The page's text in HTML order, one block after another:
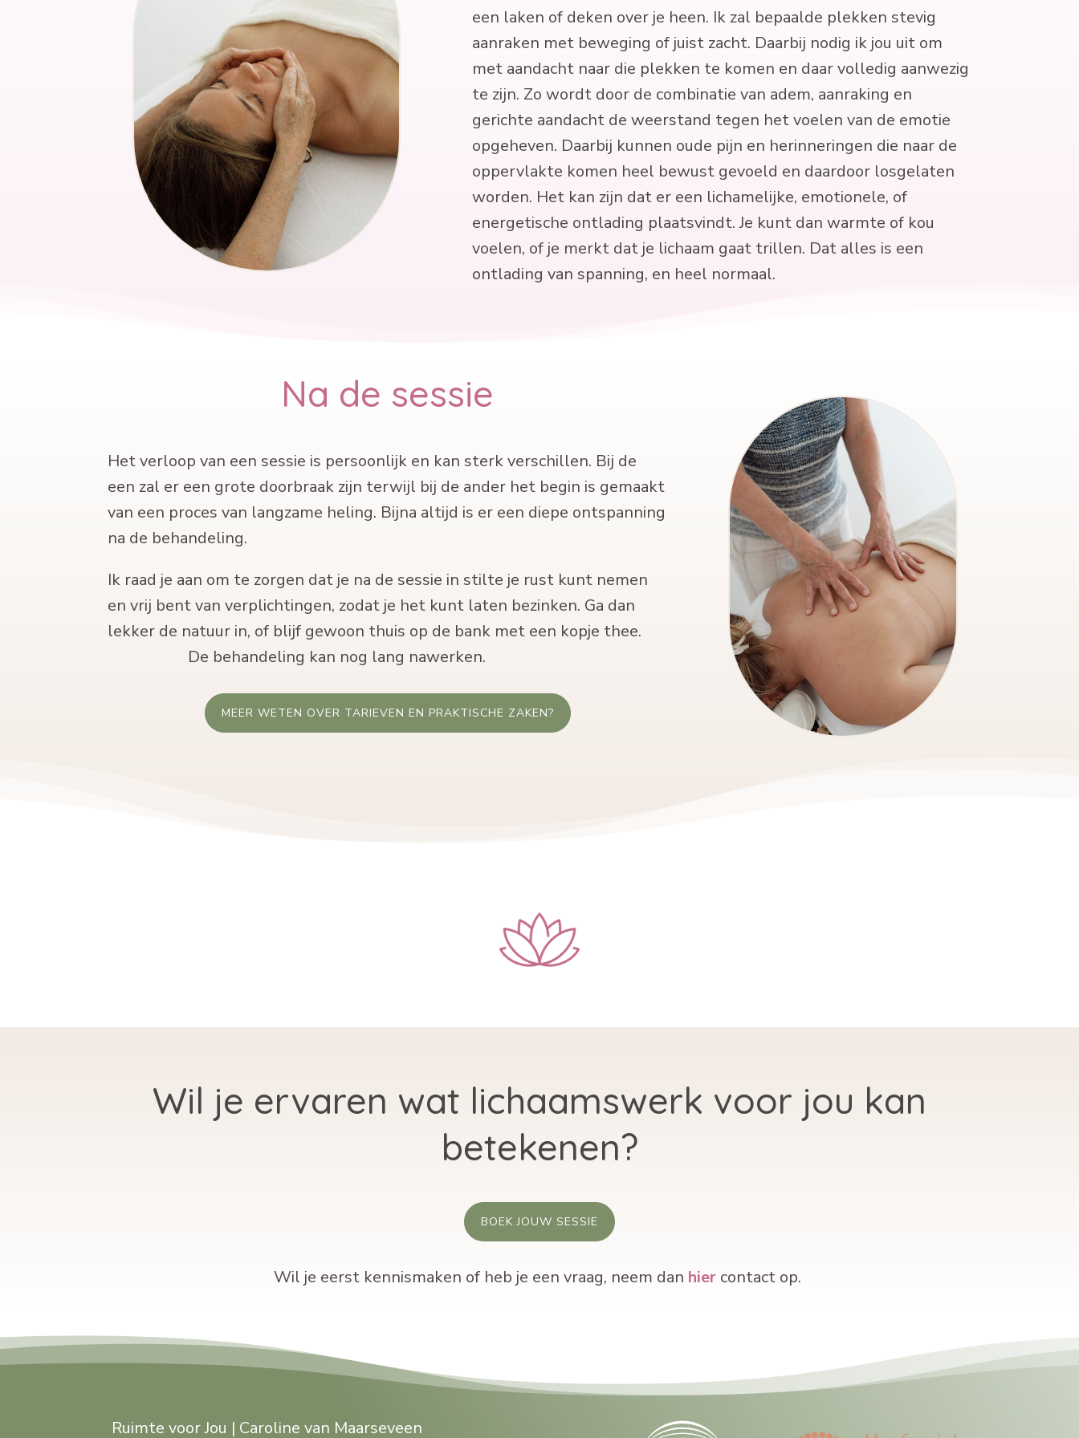
een laken of deken over je heen. Ik zal bepaalde plekken stevig
aanraken met beweging of juist zacht. Daarbij nodig ik jou uit om
met aandacht naar die plekken te komen en daar volledig aanwezig
te zijn. Zo wordt door de combinatie van adem, aanraking en
gerichte aandacht de weerstand tegen het voelen van de emotie
opgeheven. Daarbij kunnen oude pijn en herinneringen die naar de
oppervlakte komen heel bewust gevoeld en daardoor losgelaten
worden. Het kan zijn dat er een lichamelijke, emotionele, of
energetische ontlading plaatsvindt. Je kunt dan warmte of kou
voelen, of je merkt dat je lichaam gaat trillen. Dat alles is een
ontlading van spanning, en heel normaal.
Na de sessie
Het verloop van een sessie is persoonlijk en kan sterk verschillen. Bij de
een zal er een grote doorbraak zijn terwijl bij de ander het begin is gemaakt
van een proces van langzame heling. Bijna altijd is er een diepe ontspanning
na de behandeling.
Ik raad je aan om te zorgen dat je na de sessie in stilte je rust kunt nemen
en vrij bent van verplichtingen, zodat je het kunt laten bezinken. Ga dan
lekker de natuur in, of blijf gewoon thuis op de bank met een kopje thee.
De behandeling kan nog lang nawerken.
MEER WETEN OVER TARIEVEN EN PRAKTISCHE ZAKEN?
Wil je ervaren wat lichaamswerk voor jou kan
betekenen?
BOEK JOUW SESSIE
Wil je eerst kennismaken of heb je een vraag, neem dan hier contact op.
Ruimte voor Jou | Caroline van Maarseveen